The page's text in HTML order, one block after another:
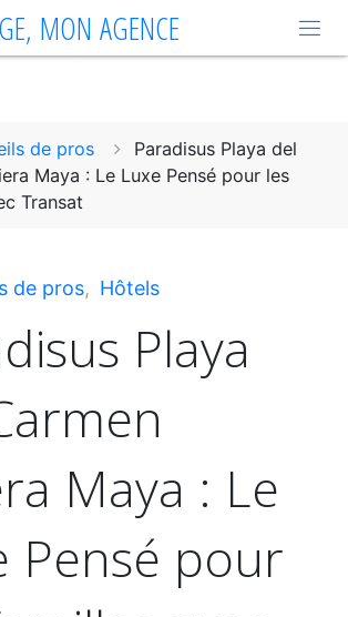
GE, MON AGENCE
de pros
Paradisus Playa del
Maya : Le Luxe Pensé pour les
Transat
de pros, Hôtels
Playa
Maya : Le
Pensé pour